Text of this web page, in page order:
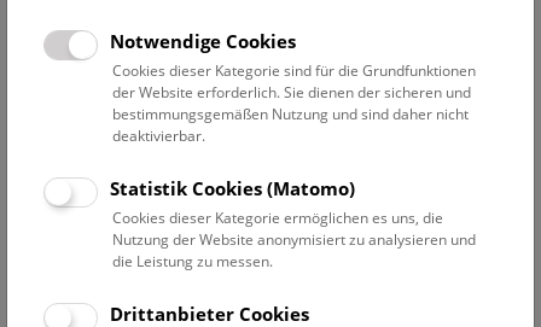
Datumsfilter
23.8.2019
Datum auswählen
Erweiterte Suche
Filter zurücksetzen
Notwendige Cookies
Cookies dieser Kategorie sind für die Grundfunktionen
der Website erforderlich. Sie dienen der sicheren und
bestimmungsgemäßen Nutzung und sind daher nicht
deaktivierbar.
Statistik Cookies (Matomo)
Cookies dieser Kategorie ermöglichen es uns, die
Nutzung der Website anonymisiert zu analysieren und
die Leistung zu messen.
Drittanbieter Cookies